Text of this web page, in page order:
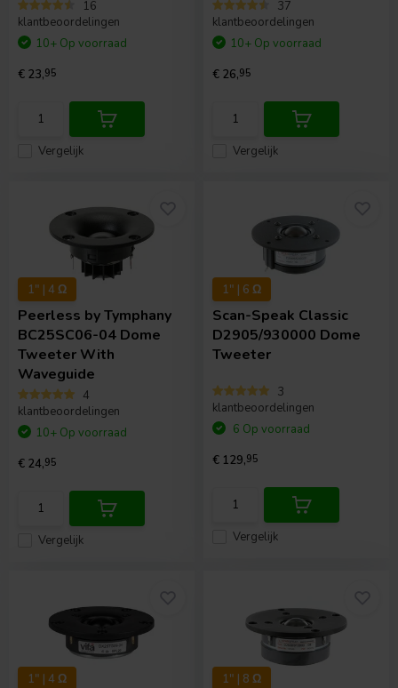
16
klantbeoordelingen
Vergelijk
10+ Op voorraad
€ 23,95
37
klantbeoordelingen
Vergelijk
10+ Op voorraad
€ 26,95
1" | 4 Ω
Peerless by Tymphany
BC25SC06-04 Dome
Tweeter With
Waveguide
4
klantbeoordelingen
Vergelijk
10+ Op voorraad
€ 24,95
1" | 6 Ω
Scan-Speak Classic
D2905/930000 Dome
Tweeter
3
klantbeoordelingen
Vergelijk
6 Op voorraad
€ 129,95
1" | 4 Ω 1" | 8 Ω